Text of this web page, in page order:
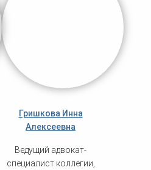
Гришкова Инна
Алексеевна
Ведущий адвокат-
специалист коллегии,